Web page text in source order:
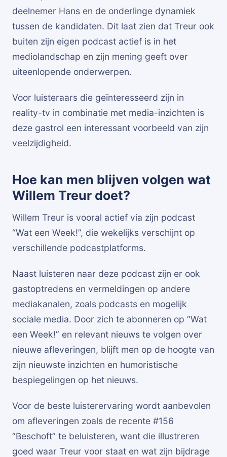
deelnemer Hans en de onderlinge dynamiek
tussen de kandidaten. Dit laat zien dat Treur ook
buiten zijn eigen podcast actief is in het
mediolandschap en zijn mening geeft over
uiteenlopende onderwerpen.
Voor luisteraars die geïnteresseerd zijn in
reality-tv in combinatie met media-inzichten is
deze gastrol een interessant voorbeeld van zijn
veelzijdigheid.
Hoe kan men blijven volgen wat
Willem Treur doet?
Willem Treur is vooral actief via zijn podcast
“Wat een Week!”, die wekelijks verschijnt op
verschillende podcastplatforms.
Naast luisteren naar deze podcast zijn er ook
gastoptredens en vermeldingen op andere
mediakanalen, zoals podcasts en mogelijk
sociale media. Door zich te abonneren op “Wat
een Week!” en relevant nieuws te volgen over
nieuwe afleveringen, blijft men op de hoogte van
zijn nieuwste inzichten en humoristische
bespiegelingen op het nieuws.
Voor de beste luisterervaring wordt aanbevolen
om afleveringen zoals de recente #156
“Beschoft” te beluisteren, want die illustreren
goed waar Treur voor staat en wat zijn bijdrage